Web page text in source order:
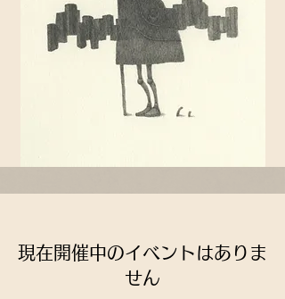
現在開催中のイベントはありま
せん